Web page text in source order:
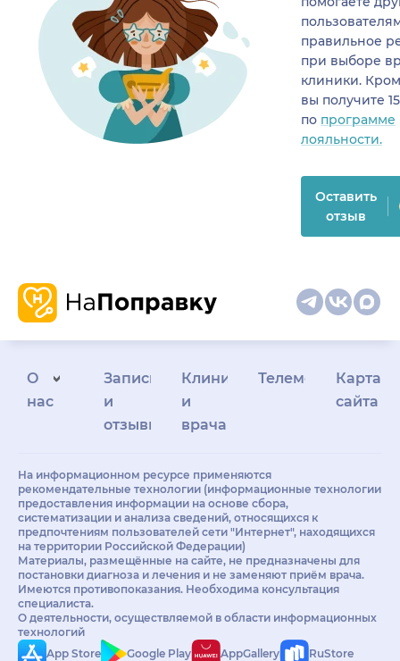
правильное
при выборе
клиники.
вы получите
по программе
лояльности.
Оставить
отзыв
О
нас
Запись
и
отзывы
Клиникам
и
врачам
Телемедицина
Карта
сайта
На информационном ресурсе применяются
рекомендательные технологии (информационные технологии
предоставления информации на основе сбора,
систематизации и анализа сведений, относящихся к
предпочтениям пользователей сети "Интернет", находящихся
на территории Российской Федерации)
Материалы, размещённые на сайте, не предназначены для
постановки диагноза и лечения и не заменяют приём врача.
Имеются противопоказания. Необходима консультация
специалиста.
О деятельности, осуществляемой в области информационных
технологий
App Store
Google Play AppGallery RuStore